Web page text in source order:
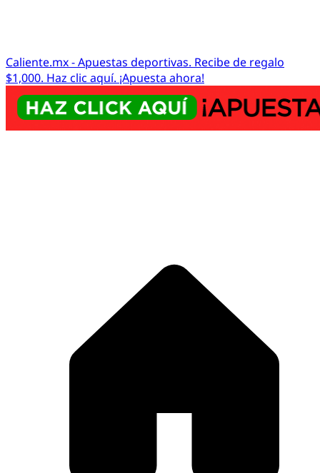
Caliente.mx - Apuestas deportivas. Recibe de regalo
$1,000. Haz clic aquí. ¡Apuesta ahora!